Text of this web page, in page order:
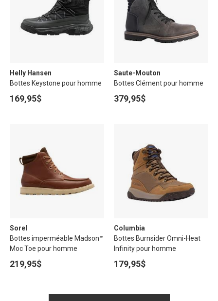
Helly Hansen
Bottes Keystone pour homme
169,95$
Saute-Mouton
Bottes Clément pour homme
379,95$
Sorel
Bottes imperméable Madson™
Moc Toe pour homme
219,95$
Columbia
Bottes Burnsider Omni-Heat
Infinity pour homme
179,95$